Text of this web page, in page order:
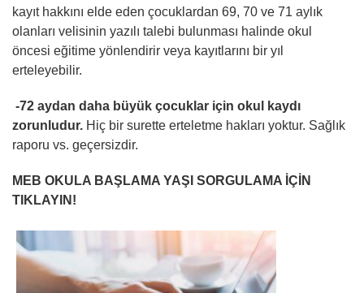
kayıt hakkını elde eden çocuklardan 69, 70 ve 71 aylık
olanları velisinin yazılı talebi bulunması halinde okul
öncesi eğitime yönlendirir veya kayıtlarını bir yıl
erteleyebilir.
-72 aydan daha büyük çocuklar için okul kaydı
zorunludur. Hiç bir surette erteletme hakları yoktur. Sağlık
raporu vs. geçersizdir.
MEB OKULA BAŞLAMA YAŞI SORGULAMA İÇİN
TIKLAYIN!